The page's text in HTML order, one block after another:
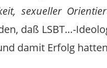
sexueller
daß LSBT…-
damit Erfolg